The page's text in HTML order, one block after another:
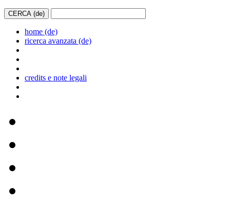
home (de)
ricerca avanzata (de)
credits e note legali